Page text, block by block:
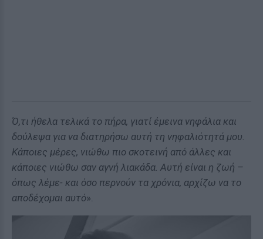
Ό,τι ήθελα τελικά το πήρα, γιατί έμεινα νηφάλια και
δούλεψα για να διατηρήσω αυτή τη νηφαλιότητά μου.
Κάποιες μέρες, νιώθω πιο σκοτεινή από άλλες και
κάποιες νιώθω σαν αγνή λιακάδα. Αυτή είναι η ζωή –
όπως λέμε- και όσο περνούν τα χρόνια, αρχίζω να το
αποδέχομαι αυτό».